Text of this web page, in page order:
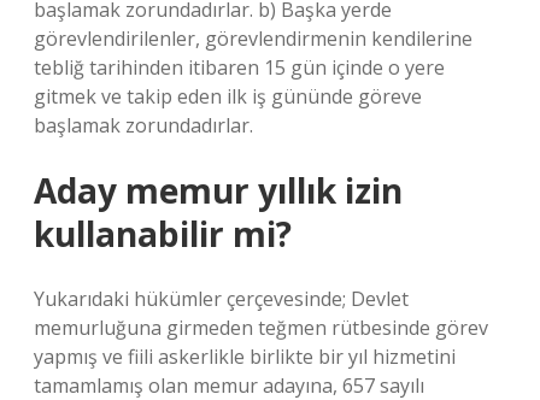
başlamak zorundadırlar. b) Başka yerde
görevlendirilenler, görevlendirmenin kendilerine
tebliğ tarihinden itibaren 15 gün içinde o yere
gitmek ve takip eden ilk iş gününde göreve
başlamak zorundadırlar.
Aday memur yıllık izin
kullanabilir mi?
Yukarıdaki hükümler çerçevesinde; Devlet
memurluğuna girmeden teğmen rütbesinde görev
yapmış ve fiili askerlikle birlikte bir yıl hizmetini
tamamlamış olan memur adayına, 657 sayılı